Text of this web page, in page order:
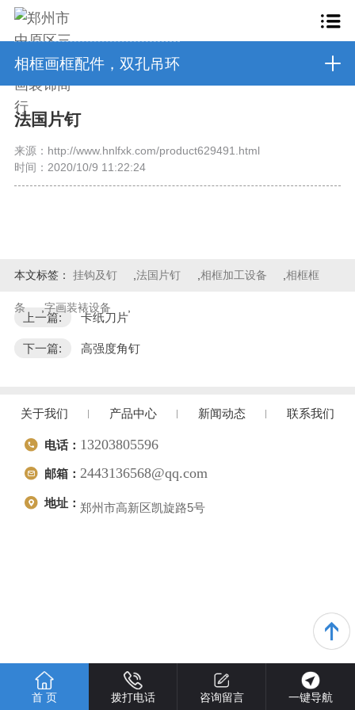
相框画框配件，双孔吊环
法国片钉
来源：http://www.hnlfxk.com/product629491.html
时间：2020/10/9 11:22:24
本文标签： 挂钩及钉 ,法国片钉 相框加工设备 ,相框框
条 ,字画装裱设备
上一篇: 卡纸刀片
下一篇: 高强度角钉
关于我们 产品中心 新闻动态 联系我们
电话： 13203805596
邮箱： 2443136568@qq.com
地址： 郑州市高新区凯旋路5号
首 页 拨打电话 咨询留言 一键导航